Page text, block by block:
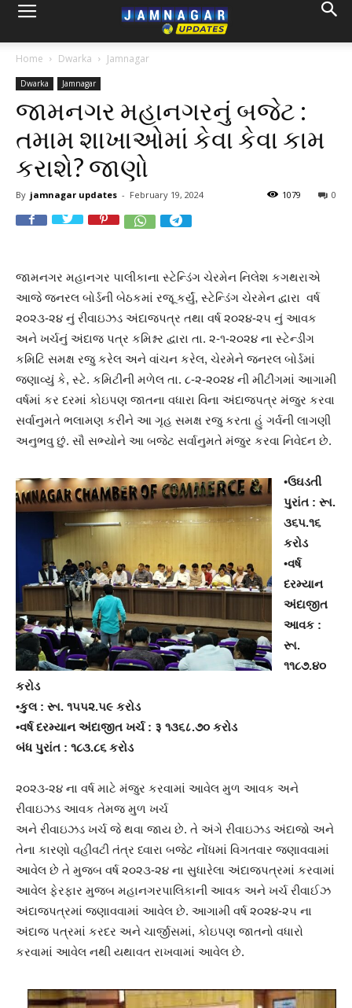
Home Dwarka Jamnagar
Dwarka Jamnagar
જામનગર મહાનગરનું બજેટ :
તમામ શાખાઓમાં કેવા કેવા કામ
કરાશે? જાણો
By jamnagar updates - February 19, 2024 0
1079
જામનગર મહાનગર પાલીકાના સ્ટેન્ડિંગ ચેરમેન નિલેશ કગથરાએ
આજે જનરલ બોર્ડની બેઠકમાં રજૂ કર્યું, સ્ટેન્ડિંગ ચેરમેન દ્વારા વર્ષ
૨૦૨૩-૨૪ નું રીવાઇઝડ અંદાજપત્ર તથા વર્ષ ૨૦૨૪-૨૫ નું આવક
અને ખર્ચનું અંદાજ પત્ર કમિશ્નર દ્વારા તા. ૨-૧-૨૦૨૪ ના સ્ટેન્ડીંગ
કમિટિ સમક્ષ રજુ કરેલ અને વાંચન કરેલ, ચેરમેને જનરલ બોર્ડમાં
જણાવ્યું કે, સ્ટે. કમિટીની મળેલ તા. ૮-૨-૨૦૨૪ ની મીટીંગમાં આગામી
વર્ષમાં કર દરમાં કોઇપણ જાતના વધારા વિના અંદાજપત્ર મંજુર કરવા
સર્વાનુમતે ભલામણ કરીને આ ગૃહ સમક્ષ રજુ કરતા હું ગર્વની લાગણી
અનુભવુ છું. સૌ સભ્યોને આ બજેટ સર્વાનુમતે મંજુર કરવા નિવેદન છે.
•ઉઘડતી
પુરાંત : રૂા.
૩૬૫.૧૬
કરોડ
•વર્ષ
દરમ્યાન
અંદાજીત
આવક :
રૂા.
૧૧૮૭.૪૦
કરોડ
•કુલ : રૂા. ૧૫૫૨.૫૯ કરોડ
•વર્ષ દરમ્યાન અંદાજીત ખર્ચ : ३ ૧૩૬८.૭૦ કરોડ
બંધ પુરાંત : ૧૮૩.૮૬ કરોડ
૨૦૨૩-૨૪ ના વર્ષ માટે મંજુર કરવામાં આવેલ મુળ આવક અને
રીવાઇઝડ આવક તેમજ મુળ ખર્ચ
અને રીવાઇઝડ ખર્ચ જે થવા જાય છે. તે અંગે રીવાઇઝડ અંદાજો અને
તેના કારણો વહીવટી તંત્ર ધ્વારા બજેટ નોંધમાં વિગતવાર જણાવવામાં
આવેલ છે તે મુજબ વર્ષ ૨૦૨૩-૨૪ ના સુધારેલા અંદાજપત્રમાં કરવામાં
આવેલ ફેરફાર મુજબ મહાનગરપાલિકાની આવક અને ખર્ચ રીવાઈઝ
અંદાજપત્રમાં જણાવવામાં આવેલ છે. આગામી વર્ષ ૨૦૨૪-૨૫ ના
અંદાજ પત્રમાં કરદર અને ચાર્જીસમાં, કોઇપણ જાતનો વધારો
કરવામાં આવેલ નથી યથાવત રાખવામાં આવેલ છે.